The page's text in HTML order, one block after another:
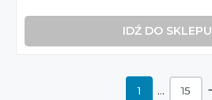
IDŹ DO SKLEPU
1 … 15